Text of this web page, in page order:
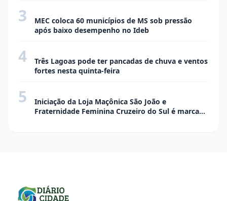
3
MEC coloca 60 municípios de MS sob pressão
após baixo desempenho no Ideb
4
Três Lagoas pode ter pancadas de chuva e ventos
fortes nesta quinta-feira
5
Iniciação da Loja Maçônica São João e
Fraternidade Feminina Cruzeiro do Sul é marcada